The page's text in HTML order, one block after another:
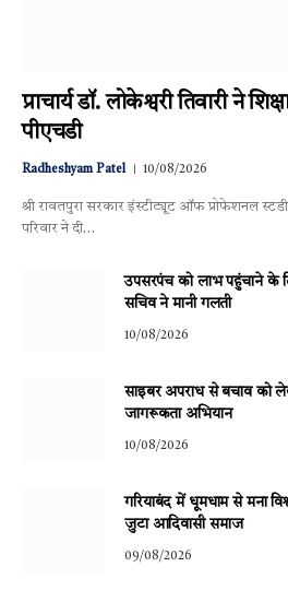
प्राचार्य डॉ. लोकेश्वरी तिवारी ने
पीएचडी
Radheshyam Patel 10/08/2026
श्री रावतपुरा सरकार इंस्टीट्यूट ऑफ प्रोफेशनल
परिवार ने दी…
उपसरपंच को लाभ पहुंचाने के
सचिव ने मानी गलती
10/08/2026
साइबर अपराध से बचाव को
जागरूकता अभियान
10/08/2026
गरियाबंद में धूमधाम से मना
जुटा आदिवासी समाज
09/08/2026